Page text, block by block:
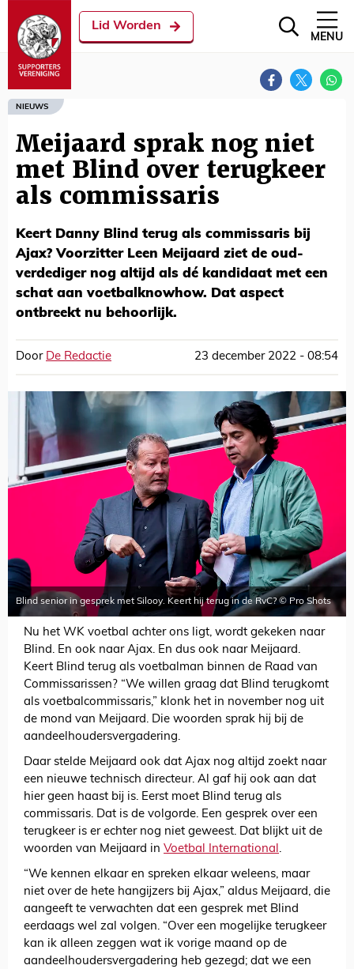
Lid Worden
MENU
NIEUWS
Meijaard sprak nog niet
met Blind over terugkeer
als commissaris
Keert Danny Blind terug als commissaris bij
Ajax? Voorzitter Leen Meijaard ziet de oud-
verdediger nog altijd als dé kandidaat met een
schat aan voetbalknowhow. Dat aspect
ontbreekt nu behoorlijk.
Door De Redactie 23 december 2022 - 08:54
Blind senior in gesprek met Silooy. Keert hij terug in de RvC? © Pro Shots
Nu het WK voetbal achter ons ligt, wordt gekeken naar
Blind. En ook naar Ajax. En dus ook naar Meijaard.
Keert Blind terug als voetbalman binnen de Raad van
Commissarissen? “We willen graag dat Blind terugkomt
als voetbalcommissaris,” klonk het in november nog uit
de mond van Meijaard. Die woorden sprak hij bij de
aandeelhoudersvergadering.
Daar stelde Meijaard ook dat Ajax nog altijd zoekt naar
een nieuwe technisch directeur. Al gaf hij ook aan dat
hier geen haast bij is. Eerst moet Blind terug als
commissaris. Dat is de volgorde. Een gesprek over een
terugkeer is er echter nog niet geweest. Dat blijkt uit de
woorden van Meijaard in Voetbal International.
“We kennen elkaar en spreken elkaar weleens, maar
niet over de hete hangijzers bij Ajax,” aldus Meijaard, die
aangeeft te verwachten dat een gesprek met Blind
eerdaags wel zal volgen. “Over een mogelijke terugkeer
kan ik alleen zeggen wat ik vorige maand op de
aandeelhoudersvergadering heb gezegd; dat we een